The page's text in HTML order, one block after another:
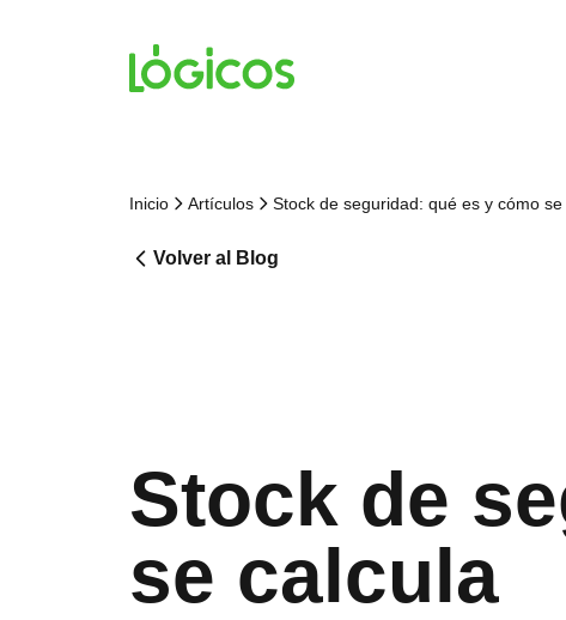
Inicio Artículos Stock de seguridad: qué es y cómo se
Volver al Blog
Stock de
se calcula